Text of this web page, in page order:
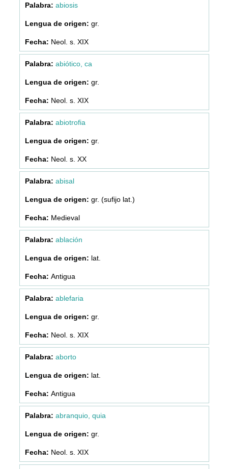
abiosis
gr.
Neol. s. XIX
abiótico, ca
gr.
Neol. s. XIX
abiotrofia
gr.
Neol. s. XX
abisal
gr. (sufijo lat.)
Medieval
ablación
lat.
Antigua
ablefaria
gr.
Neol. s. XIX
aborto
lat.
Antigua
abranquio, quia
gr.
Neol. s. XIX